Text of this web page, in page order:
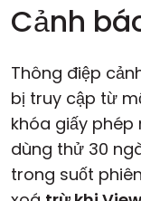
Cảnh
Thông điệp
bị truy cập từ
khóa giấy
dùng thử 30
trong suốt